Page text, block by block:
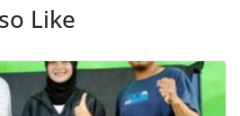
Like